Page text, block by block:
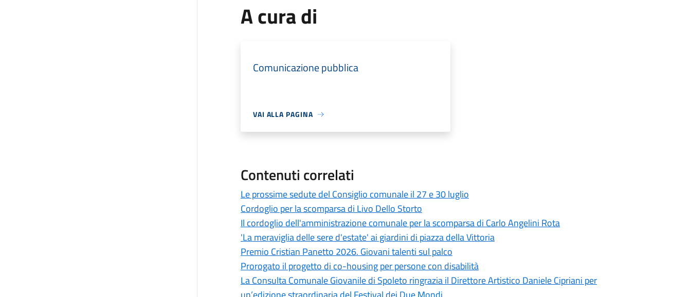
A cura di
Comunicazione pubblica
VAI ALLA PAGINA
Contenuti correlati
Le prossime sedute del Consiglio comunale il 27 e 30 luglio
Cordoglio per la scomparsa di Livo Dello Storto
Il cordoglio dell'amministrazione comunale per la scomparsa di Carlo Angelini Rota
'La meraviglia delle sere d'estate' ai giardini di piazza della Vittoria
Premio Cristian Panetto 2026. Giovani talenti sul palco
Prorogato il progetto di co-housing per persone con disabilità
La Consulta Comunale Giovanile di Spoleto ringrazia il Direttore Artistico Daniele Cipriani per